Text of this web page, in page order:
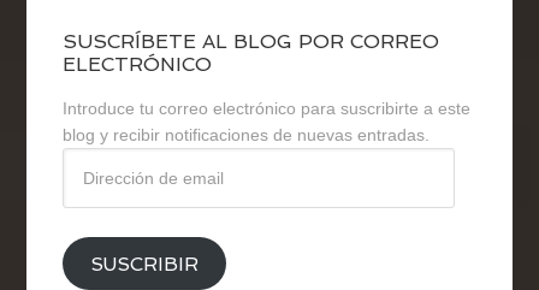
SUSCRÍBETE AL BLOG POR CORREO
ELECTRÓNICO
Introduce tu correo electrónico para suscribirte a este
blog y recibir notificaciones de nuevas entradas.
email
SUSCRIBIR